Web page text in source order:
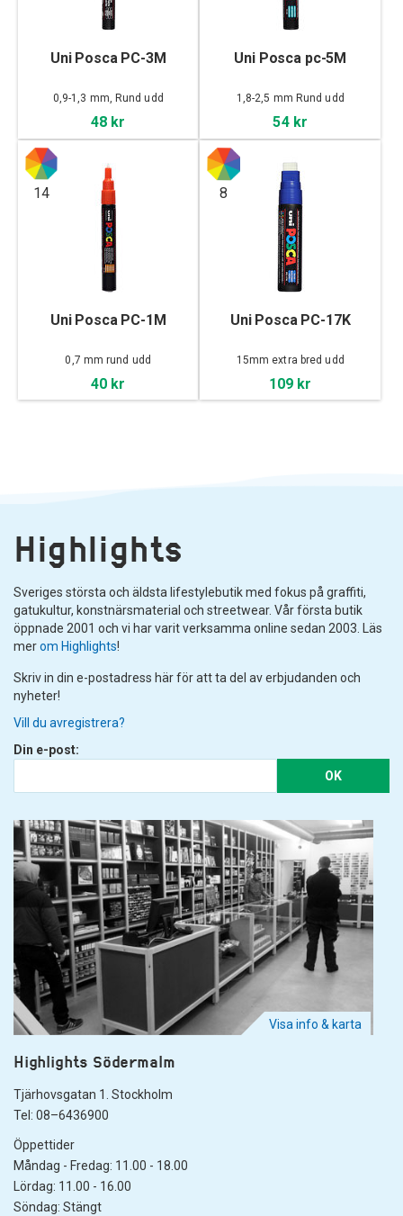
Uni Posca PC-3M
0,9-1,3 mm, Rund udd
48 kr
Uni Posca pc-5M
1,8-2,5 mm Rund udd
54 kr
14
Uni Posca PC-1M
0,7 mm rund udd
40 kr
8
Uni Posca PC-17K
15mm extra bred udd
109 kr
Highlights
Sveriges största och äldsta lifestylebutik med fokus på graffiti,
gatukultur, konstnärsmaterial och streetwear. Vår första butik
öppnade 2001 och vi har varit verksamma online sedan 2003. Läs
merom Highlights!
Skriv in din e-postadress här för att ta del av erbjudanden och
nyheter!
Vill du avregistrera?
Din e-post:
OK
Visa info & karta
Highlights Södermalm
Tjärhovsgatan 1. Stockholm
Tel: 08–6436900
Öppettider
Måndag - Fredag: 11.00 - 18.00
Lördag: 11.00 - 16.00
Söndag: Stängt